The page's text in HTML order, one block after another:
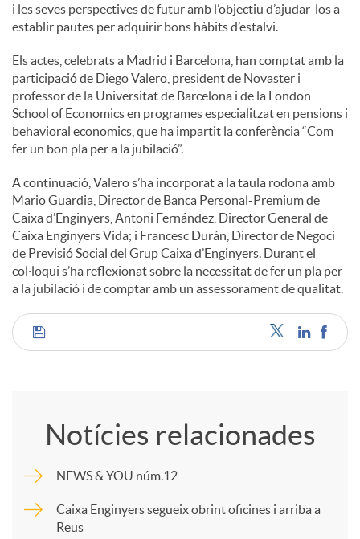
i les seves perspectives de futur amb l’objectiu d’ajudar-los a
establir pautes per adquirir bons hàbits d’estalvi.
Els actes, celebrats a Madrid i Barcelona, han comptat amb la
participació de Diego Valero, president de Novaster i
professor de la Universitat de Barcelona i de la London
School of Economics en programes especialitzat en pensions i
behavioral economics, que ha impartit la conferència “Com
fer un bon pla per a la jubilació”.
A continuació, Valero s’ha incorporat a la taula rodona amb
Mario Guardia, Director de Banca Personal-Premium de
Caixa d’Enginyers, Antoni Fernández, Director General de
Caixa Enginyers Vida; i Francesc Durán, Director de Negoci
de Previsió Social del Grup Caixa d’Enginyers. Durant el
col·loqui s’ha reflexionat sobre la necessitat de fer un pla per
a la jubilació i de comptar amb un assessorament de qualitat.
C
p
Notícies relacionades
NEWS & YOU núm.12
Caixa Enginyers segueix obrint oficines i arriba a
Reus